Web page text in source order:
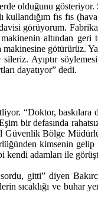
olduğunu
fıs fıs
görüyorum.
altından
götürürüz.
Ayıptır
dayatıyor” dedi.
“Doktor,
bir defasında
Güvenlik Bölge
kimsenin
kendi adamları ile
gitti” diyen
sıcaklığı ve